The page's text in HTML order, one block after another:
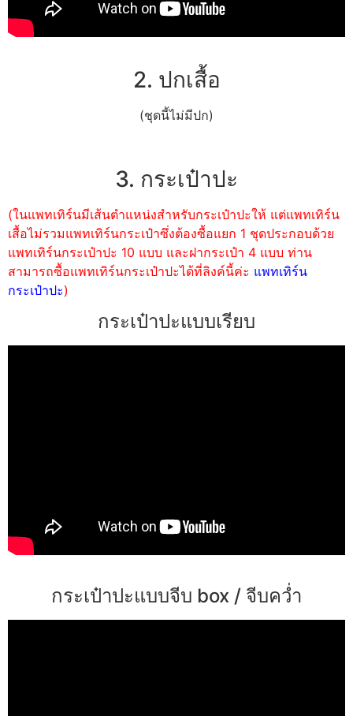
2. ปกเสื้อ
(ชุดนี้ไม่มีปก)
3. กระเป๋าปะ
(ในแพทเทิร์นมีเส้นตำแหน่งสำหรับกระเป๋าปะให้ แต่แพทเทิร์น
เสื้อไม่รวมแพทเทิร์นกระเป๋าซึ่งต้องซื้อแยก 1 ชุดประกอบด้วย
แพทเทิร์นกระเป๋าปะ 10 แบบ และฝากระเป๋า 4 แบบ ท่าน
สามารถซื้อแพทเทิร์นกระเป๋าปะได้ที่ลิงค์นี้ค่ะ แพทเทิร์น
กระเป๋าปะ)
กระเป๋าปะแบบเรียบ
กระเป๋าปะแบบจีบ box / จีบคว่ำ